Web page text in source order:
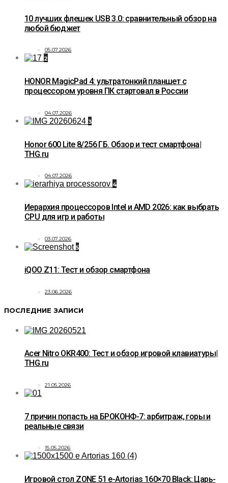
10 лучших флешек USB 3.0: сравнительный обзор на
любой бюджет
05.07.2026
2
HONOR MagicPad 4: ультратонкий планшет с
процессором уровня ПК стартовал в России
04.07.2026
3
Honor 600 Lite 8/256 ГБ. Обзор и тест смартфона|
THG.ru
04.07.2026
4
Иерархия процессоров Intel и AMD 2026: как выбрать
CPU для игр и работы
03.07.2026
5
iQOO Z11: Тест и обзор смартфона
23.06.2026
ПОСЛЕДНИЕ ЗАПИСИ
Acer Nitro OKR400: Тест и обзор игровой клавиатуры|
THG.ru
21.05.2026
7 причин попасть на БРОКОНФ-7: арбитраж, горы и
реальные связи
15.05.2026
Игровой стол ZONE 51 e-Artorias 160×70 Black: Царь-